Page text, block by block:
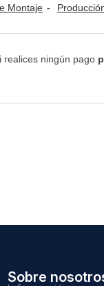
Montaje Producción,
realices ningún pago
Sobre